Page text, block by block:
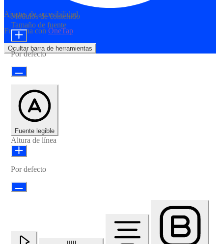
Ajustes de accesibilidad
Funciona con OneTap
Ocultar barra de herramientas
Módulos de contenido
Tamaño de fuente
Por defecto
Fuente legible
Altura de línea
Por defecto